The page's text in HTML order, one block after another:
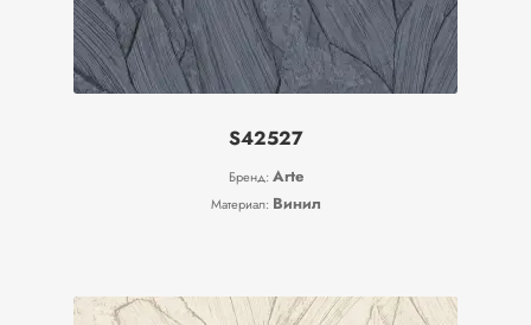
S42527
Бренд: Arte
Материал: Винил